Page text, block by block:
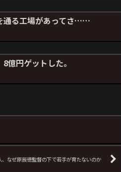
通る工場があってさ……
億円ゲットした。
なぜ原辰徳監督の下で若手が育たないのか